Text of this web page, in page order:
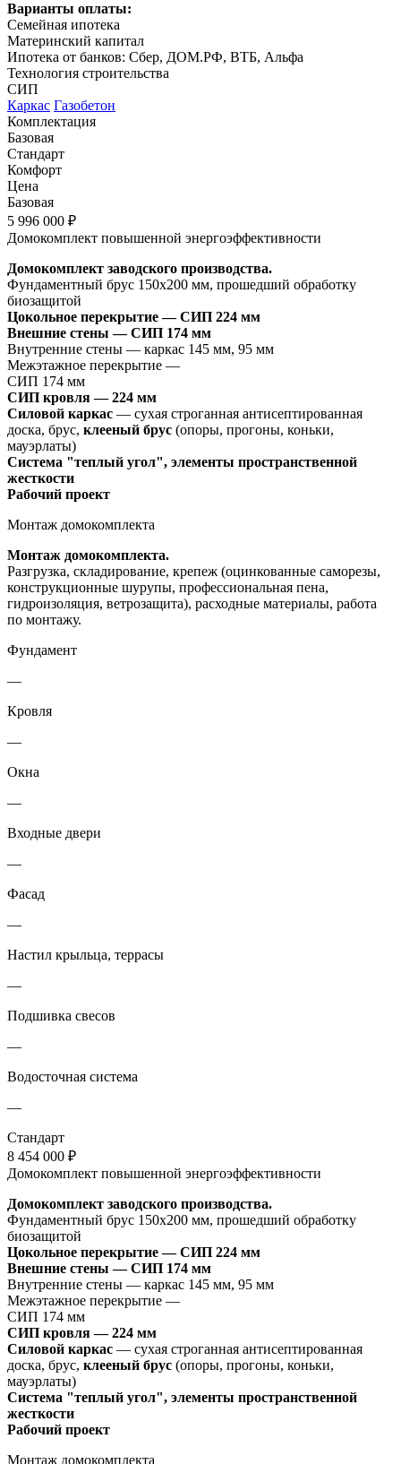
Варианты оплаты:
Семейная ипотека
Материнский капитал
Ипотека от банков: Сбер, ДОМ.РФ, ВТБ, Альфа
Технология строительства
СИП
Каркас Газобетон
Комплектация
Базовая
Стандарт
Комфорт
Цена
Базовая
5 996 000 ₽
Домокомплект повышенной энергоэффективности
Домокомплект заводского производства.
Фундаментный брус 150х200 мм, прошедший обработку
биозащитой
Цокольное перекрытие —СИП 224 мм
Внешние стены — СИП 174 мм
Внутренние стены — каркас 145 мм, 95 мм
Межэтажное перекрытие —
СИП 174 мм
СИП кровля — 224 мм
Силовой каркас — сухая строганная антисептированная
доска, брус, клееный брус (опоры, прогоны, коньки,
мауэрлаты)
Система "теплый угол", элементы пространственной
жесткости
Рабочий проект
Монтаж домокомплекта
Монтаж домокомплекта.
Разгрузка, складирование, крепеж (оцинкованные саморезы,
конструкционные шурупы, профессиональная пена,
гидроизоляция, ветрозащита), расходные материалы, работа
по монтажу.
Фундамент
—
Кровля
—
Окна
—
Входные двери
—
Фасад
—
Настил крыльца, террасы
—
Подшивка свесов
—
Водосточная система
—
Стандарт
8 454 000 ₽
Домокомплект повышенной энергоэффективности
Домокомплект заводского производства.
Фундаментный брус 150х200 мм, прошедший обработку
биозащитой
Цокольное перекрытие —СИП 224 мм
Внешние стены — СИП 174 мм
Внутренние стены — каркас 145 мм, 95 мм
Межэтажное перекрытие —
СИП 174 мм
СИП кровля — 224 мм
Силовой каркас — сухая строганная антисептированная
доска, брус, клееный брус (опоры, прогоны, коньки,
мауэрлаты)
Система "теплый угол", элементы пространственной
жесткости
Рабочий проект
Монтаж домокомплекта